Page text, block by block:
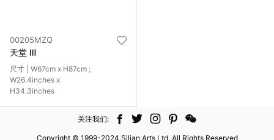
00205MZQ
天堂 Ⅲ
尺寸 | W67cm x H87cm ;
W26.4inches x
H34.3inches
关注我们:
Copyright © 1999-2024 Silian Arts Ltd. All Rights Reserved